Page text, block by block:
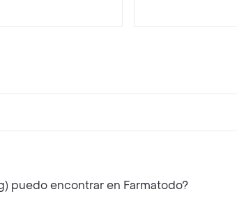
puedo encontrar en Farmatodo?